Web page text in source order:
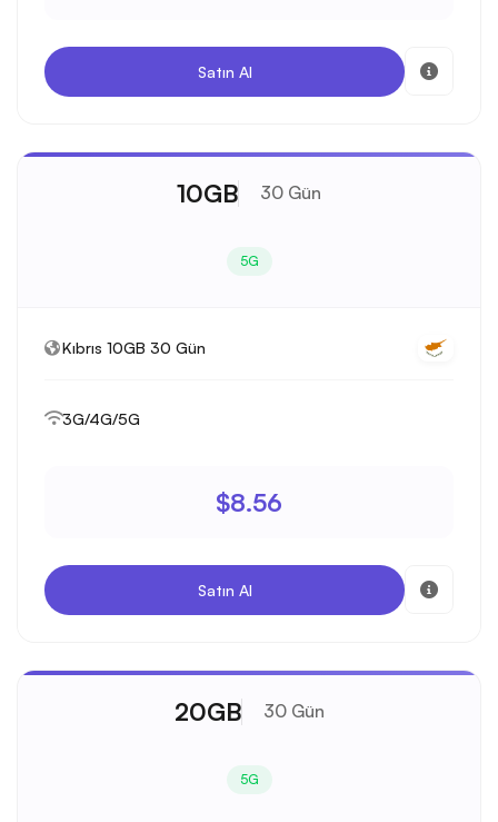
Satın Al
10GB 30 Gün
5G
Kıbrıs 10GB 30 Gün
3G/4G/5G
$8.56
Satın Al
20GB 30 Gün
5G